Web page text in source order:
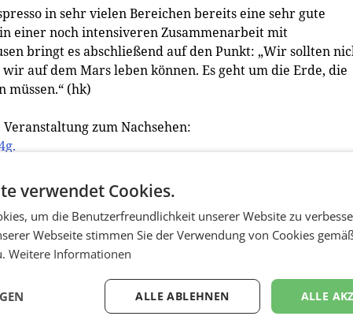
in sehr vielen Bereichen bereits eine sehr gute
einer noch intensiveren Zusammenarbeit mit
bringt es abschließend auf den Punkt: „Wir sollten
auf dem Mars leben können. Es geht um die Erde, die
(hk)
zum Nachsehen:
verwendet Cookies.
um die Benutzerfreundlichkeit unserer Website zu
Webseite stimmen Sie der Verwendung von Cookies
Weitere Informationen
ALLE
ALLE ABLEHNEN